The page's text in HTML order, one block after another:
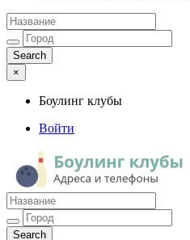
×
Боулинг клубы
Войти
Боулинг клубы
Адреса и телефоны